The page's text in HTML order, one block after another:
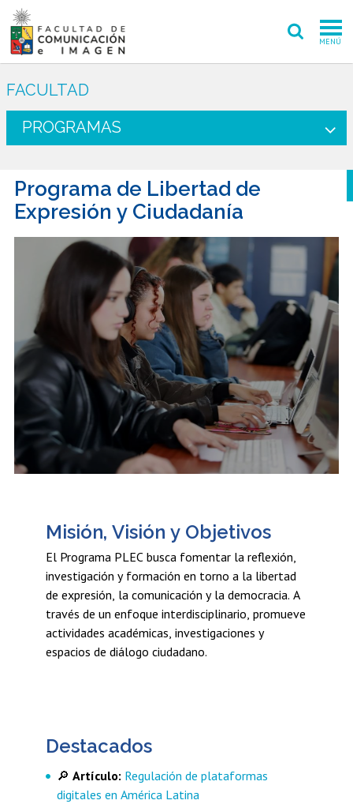
MENÚ
INVESTIGACIÓN CREACIÓN
EXTENSIÓN
INTERNACIONAL
ADMISIÓN
PERIODISMO CINE Y TV
Estudiantes Académicos Egresados
FACULTAD
PROGRAMAS
Programa de Libertad de
Expresión y Ciudadanía
Misión, Visión y Objetivos
El Programa PLEC busca fomentar la reflexión,
investigación y formación en torno a la libertad
de expresión, la comunicación y la democracia. A
través de un enfoque interdisciplinario, promueve
actividades académicas, investigaciones y
espacios de diálogo ciudadano.
Destacados
🔎 Artículo: Regulación de plataformas
digitales en América Latina